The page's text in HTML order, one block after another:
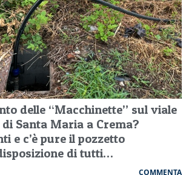
delle “Macchinette” sul viale
Santa Maria a Crema?
e c’è pure il pozzetto
di tutti…
COMMENTA